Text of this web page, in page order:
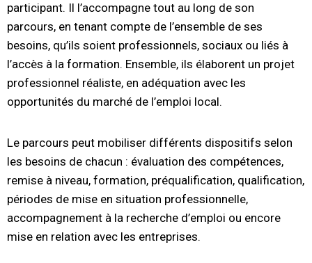
participant. Il l’accompagne tout au long de son
parcours, en tenant compte de l’ensemble de ses
besoins, qu’ils soient professionnels, sociaux ou liés à
l’accès à la formation. Ensemble, ils élaborent un projet
professionnel réaliste, en adéquation avec les
opportunités du marché de l’emploi local.
Le parcours peut mobiliser différents dispositifs selon
les besoins de chacun : évaluation des compétences,
remise à niveau, formation, préqualification, qualification,
périodes de mise en situation professionnelle,
accompagnement à la recherche d’emploi ou encore
mise en relation avec les entreprises.